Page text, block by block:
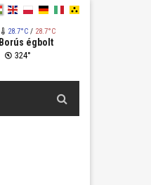
28.7°C/ 28.7°C
Borús égbolt
324°